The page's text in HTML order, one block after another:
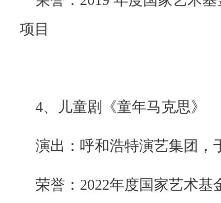
项目
4、儿童剧《童年马克思》
演出：呼和浩特演艺集团，
荣誉： 2022年度国家艺术基